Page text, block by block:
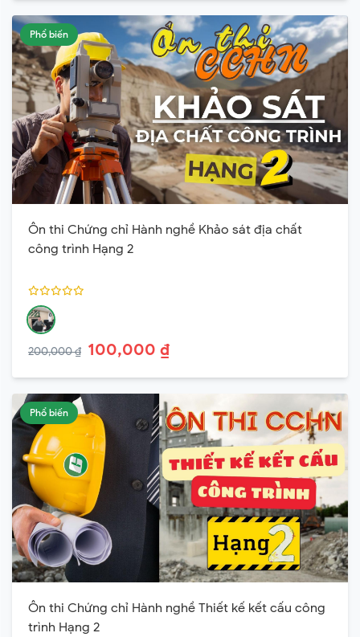
Phổ biến
Ôn thi Chứng chỉ Hành nghề Khảo sát địa chất
công trình Hạng 2
200,000 ₫ 100,000 ₫
Phổ biến
Ôn thi Chứng chỉ Hành nghề Thiết kế kết cấu công
trình Hạng 2